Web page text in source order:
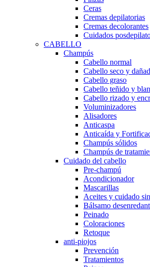
Ceras
Cremas depilatorias
Cremas decolorantes
Cuidados
CABELLO
Champús
Cabello normal
Cabello seco y
Cabello graso
Cabello teñido y
Cabello rizado y
Voluminizadores
Alisadores
Anticaspa
Anticaída y
Champús sólidos
Champús de
Cuidado del cabello
Pre-champú
Acondicionador
Mascarillas
Aceites y cuidado
Bálsamo
Peinado
Coloraciones
Retoque
anti-piojos
Prevención
Tratamientos